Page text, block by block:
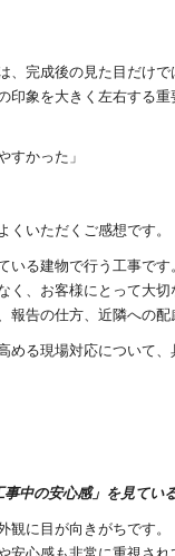
完成後の見た目だけで
印象を大きく左右する重
すかった」
くいただくご感想です。
る建物で行う工事です
、お客様にとって大切
告の仕方、近隣への
める現場対応について
中の安心感」を見てい
に目が向きがちです。